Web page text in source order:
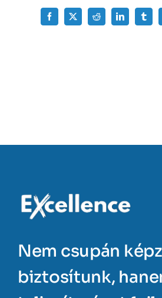
Facebook
X Reddit LinkedIn
Nem csupán
biztosítunk,